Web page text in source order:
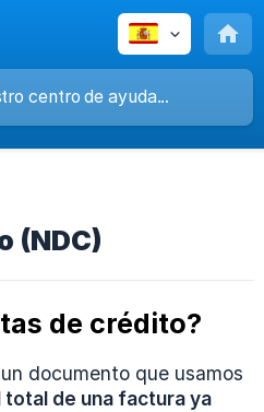
(NDC)
de crédito?
documento que usamos
de una factura ya